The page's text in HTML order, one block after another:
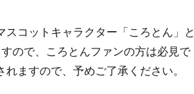
コットキャラクター「ころとん」と
ので、ころとんファンの方は必見で
ますので、予めご了承ください。